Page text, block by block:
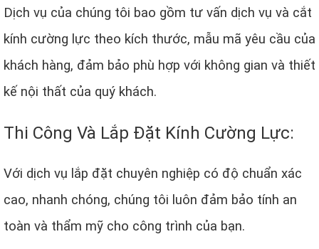
Dịch vụ của chúng tôi bao gồm tư vấn dịch vụ và cắt
kính cường lực theo kích thước, mẫu mã yêu cầu của
khách hàng, đảm bảo phù hợp với không gian và thiết
kế nội thất của quý khách.
Thi Công Và Lắp Đặt Kính Cường Lực:
Với dịch vụ lắp đặt chuyên nghiệp có độ chuẩn xác
cao, nhanh chóng, chúng tôi luôn đảm bảo tính an
toàn và thẩm mỹ cho công trình của bạn.